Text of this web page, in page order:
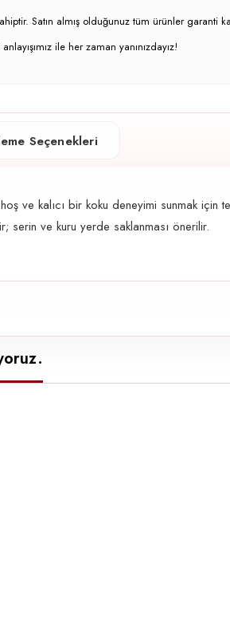
Satın almış olduğunuz tüm ürünler garanti
anlayışımız ile her zaman yanınızdayız!
Seçenekleri
ve kalıcı bir koku deneyimi sunmak
serin ve kuru yerde saklanması önerilir.